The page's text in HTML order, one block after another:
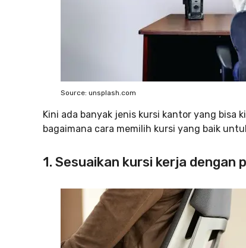
Source: unsplash.com
Kini ada banyak jenis kursi kantor yang bisa
bagaimana cara memilih kursi yang baik
1. Sesuaikan kursi kerja dengan